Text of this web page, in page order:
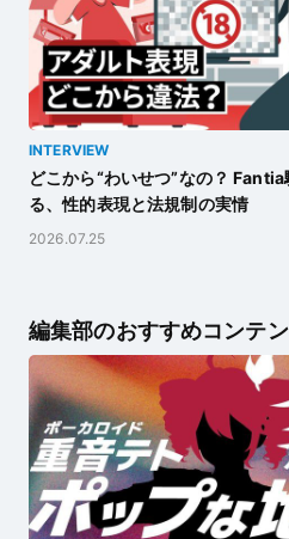
INTERVIEW
どこから“わいせつ”なの？ Fantia
る、性的表現と法規制の実情
2026.07.25
編集部のおすすめコンテ